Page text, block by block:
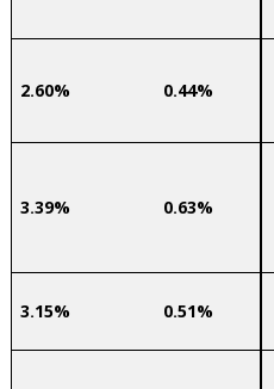
0.44%
2.60%
0.63%
3.39%
0.51%
3.15%